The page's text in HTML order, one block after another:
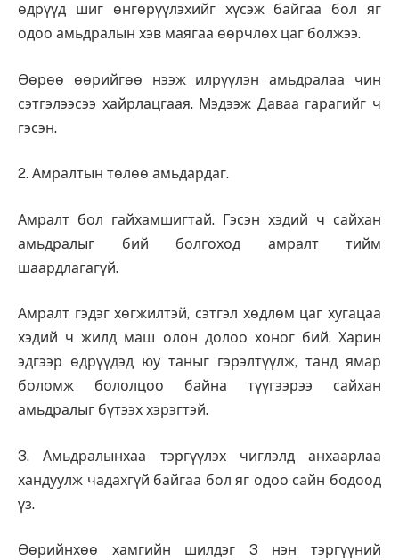
өдрүүд шиг өнгөрүүлэхийг хүсэж байгаа бол яг
одоо амьдралын хэв маягаа өөрчлөх цаг болжээ.
Өөрөө өөрийгөө нээж илрүүлэн амьдралаа чин
сэтгэлээсээ хайрлацгаая. Мэдээж Даваа гарагийг ч
гэсэн.
2. Амралтын төлөө амьдардаг.
Амралт бол гайхамшигтай. Гэсэн хэдий ч сайхан
амьдралыг бий болгоход амралт тийм
шаардлагагүй.
Амралт гэдэг хөгжилтэй, сэтгэл хөдлөм цаг хугацаа
хэдий ч жилд маш олон долоо хоног бий. Харин
эдгээр өдрүүдэд юу таныг гэрэлтүүлж, танд ямар
боломж бололцоо байна түүгээрээ сайхан
амьдралыг бүтээх хэрэгтэй.
3. Амьдралынхаа тэргүүлэх чиглэлд анхаарлаа
хандуулж чадахгүй байгаа бол яг одоо сайн бодоод
үз.
Өөрийнхөө хамгийн шилдэг 3 нэн тэргүүний